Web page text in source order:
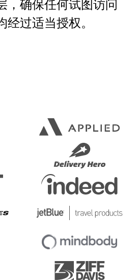
，确保任何试图访问
过适当授权。